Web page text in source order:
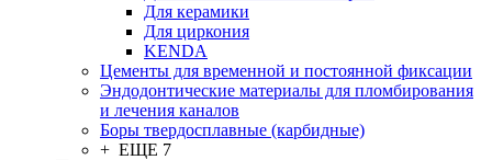
Для керамики
Для циркония
KENDA
Цементы для временной и постоянной фиксации
Эндодонтические материалы для пломбирования
и лечения каналов
Боры твердосплавные (карбидные)
+ ЕЩЕ 7